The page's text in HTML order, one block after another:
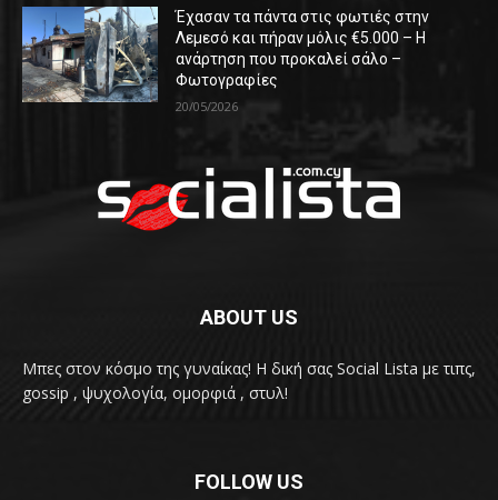
Έχασαν τα πάντα στις φωτιές στην
Λεμεσό και πήραν μόλις €5.000 – Η
ανάρτηση που προκαλεί σάλο –
Φωτογραφίες
20/05/2026
ABOUT US
Μπες στον κόσμο της γυναίκας! H δική σας Social Lista με τιπς,
gossip , ψυχολογία, ομορφιά , στυλ!
FOLLOW US